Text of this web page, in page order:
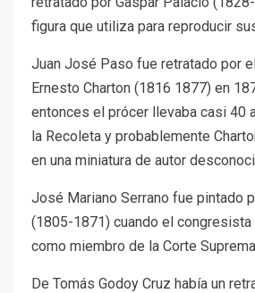
figura que utiliza para reproducir
Juan José Paso fue retratado por
Ernesto Charton (1816 1877) en
entonces el prócer llevaba casi 40
la Recoleta y probablemente
en una miniatura de autor
José Mariano Serrano fue pintado
(1805-1871) cuando el
como miembro de la Corte
De Tomás Godoy Cruz había un